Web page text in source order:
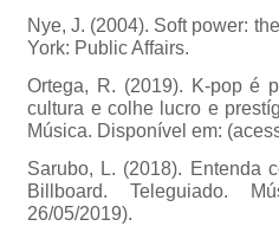
Nye, J. (2004). Soft power:
York: Public Affairs.
Ortega, R. (2019). K-pop é
cultura e colhe lucro e
Música. Disponível em:
Sarubo, L. (2018). Entenda
Billboard. Teleguiado.
26/05/2019).